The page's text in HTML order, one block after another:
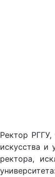
Ректор
искусства и
ректора,